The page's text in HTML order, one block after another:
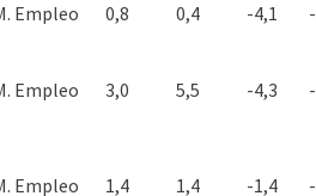
Empleo 0,8 0,4 -4,1
Empleo 3,0 5,5 -4,3
Empleo 1,4 1,4 -1,4